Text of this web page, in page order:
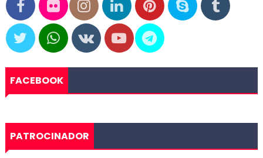
FACEBOOK
PATROCINADOR